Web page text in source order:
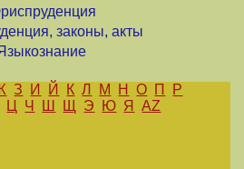
законы, акты
З И Й К Л М Н О П
Р
Ц Ч Ш Щ Э Ю Я AZ